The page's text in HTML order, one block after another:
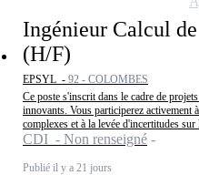
Ingénieur Calcul
(H/F)
EPSYL - 92 - COLOMBES
Ce poste s'inscrit dans le cadre de
innovants. Vous participerez activement
complexes et à la levée d'incertitudes sur
CDI - Non renseigné
Publié il y a 21 jours